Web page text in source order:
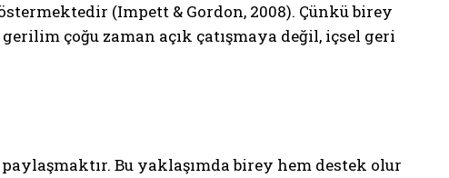
(Impett & Gordon, 2008). Çünkü birey
çoğu zaman açık çatışmaya değil, içsel geri
Bu yaklaşımda birey hem destek olur